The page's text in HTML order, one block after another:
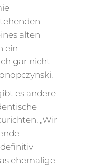
alten
ein
gar nicht
es andere
„Wir
ehemalige